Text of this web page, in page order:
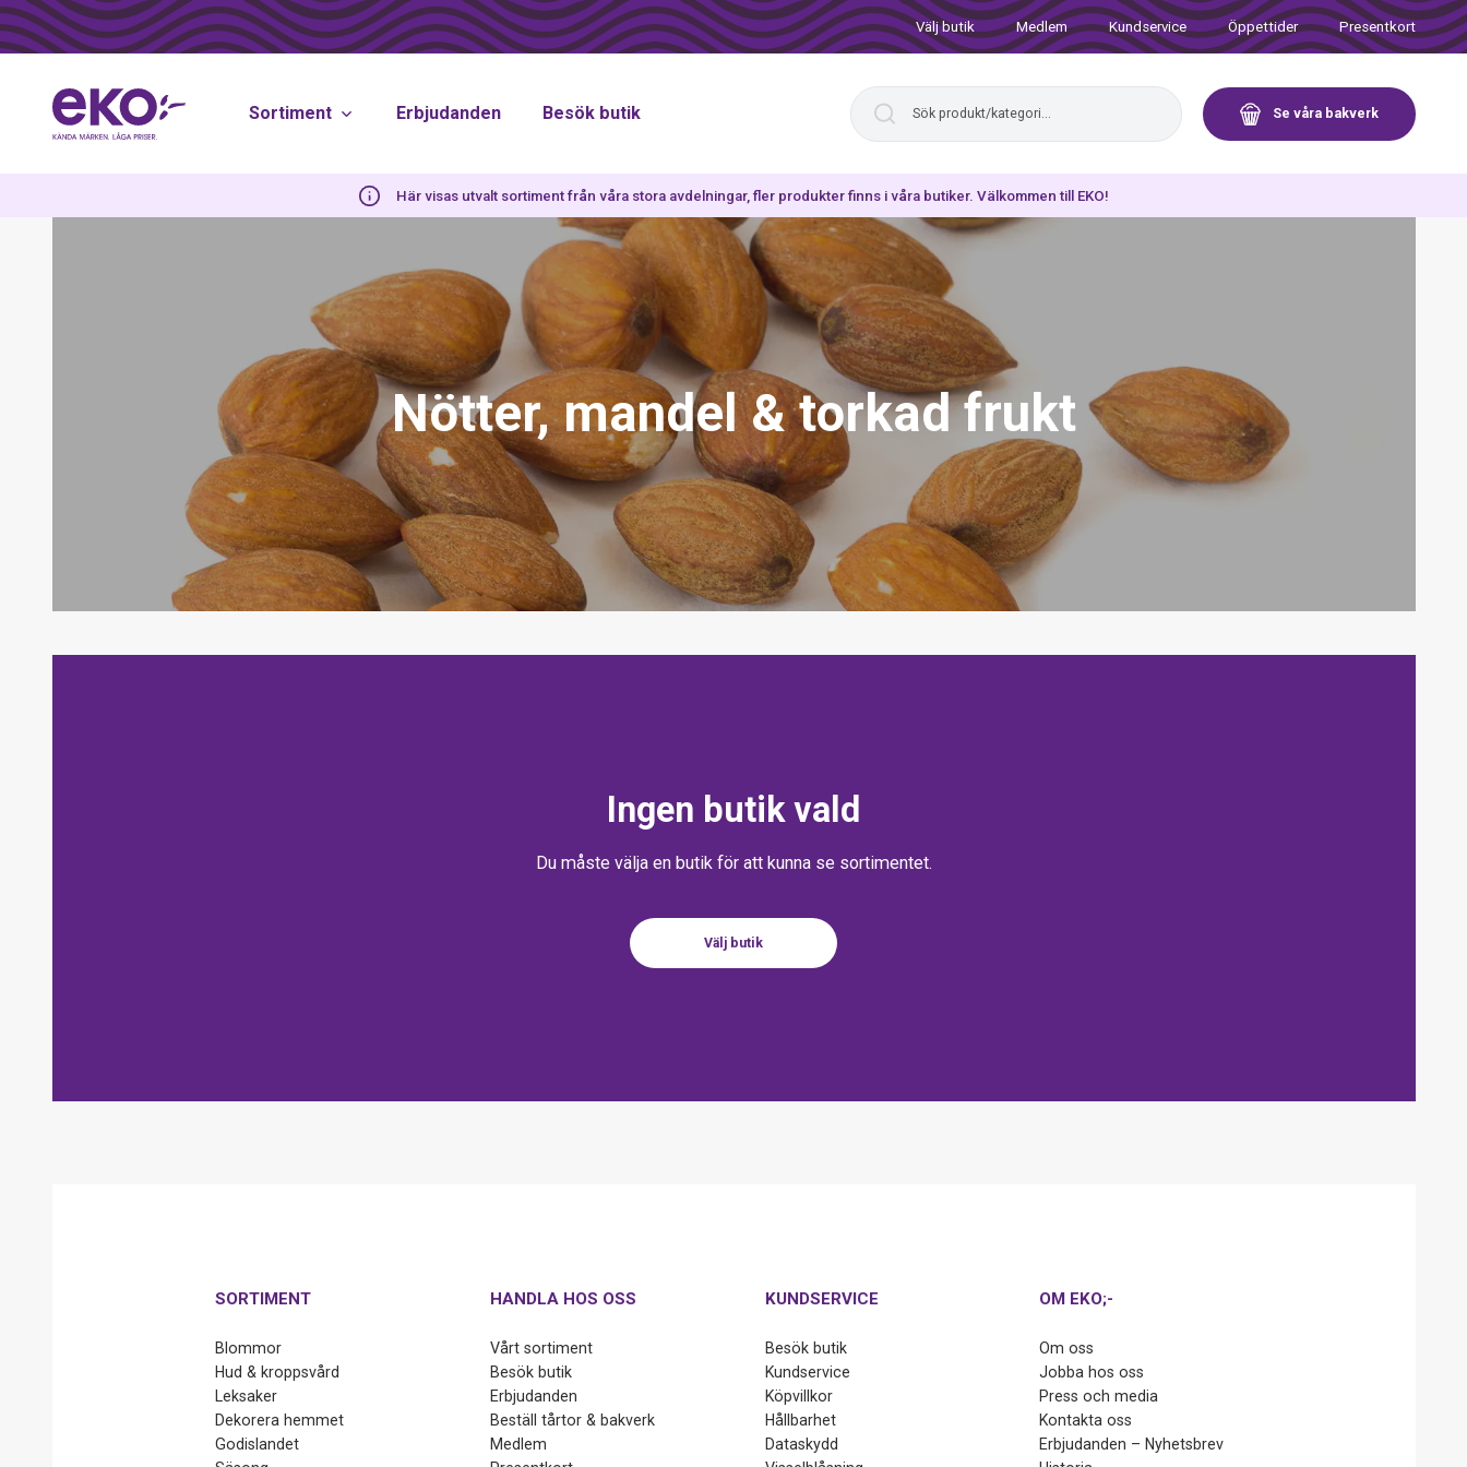
Välj butik Medlem Kundservice Öppettider Presentkort
Sortiment Erbjudanden Besök butik Se våra bakverk
Här visas utvalt sortiment från våra stora avdelningar, fler produkter finns i våra butiker. Välkommen till EKO!
Nötter, mandel & torkad frukt
Ingen butik vald
Du måste välja en butik för att kunna se sortimentet.
Välj butik
SORTIMENT
Blommor
Hud & kroppsvård
Leksaker
Dekorera hemmet
Godislandet
HANDLA HOS OSS
Vårt sortiment
Besök butik
Erbjudanden
Beställ tårtor & bakverk
Medlem
KUNDSERVICE
Besök butik
Kundservice
Köpvillkor
Hållbarhet
Dataskydd
OM EKO;-
Om oss
Jobba hos oss
Press och media
Kontakta oss
Erbjudanden – Nyhetsbrev